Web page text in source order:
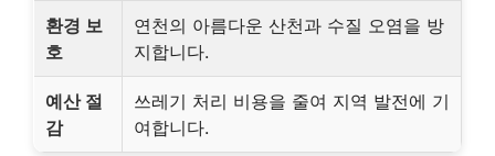
환경 보
호
연천의 아름다운 산천과 수질 오염을 방
지합니다.
예산 절
감
쓰레기 처리 비용을 줄여 지역 발전에 기
여합니다.